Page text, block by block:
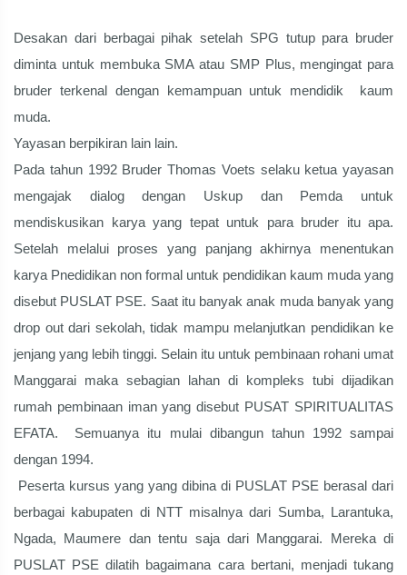
Desakan dari berbagai pihak setelah SPG tutup para bruder
diminta untuk membuka SMA atau SMP Plus, mengingat para
bruder terkenal dengan kemampuan untuk mendidik kaum
muda.
Yayasan berpikiran lain lain.
Pada tahun 1992 Bruder Thomas Voets selaku ketua yayasan
mengajak dialog dengan Uskup dan Pemda untuk
mendiskusikan karya yang tepat untuk para bruder itu apa.
Setelah melalui proses yang panjang akhirnya menentukan
karya Pnedidikan non formal untuk pendidikan kaum muda yang
disebut PUSLAT PSE. Saat itu banyak anak muda banyak yang
drop out dari sekolah, tidak mampu melanjutkan pendidikan ke
jenjang yang lebih tinggi. Selain itu untuk pembinaan rohani umat
Manggarai maka sebagian lahan di kompleks tubi dijadikan
rumah pembinaan iman yang disebut PUSAT SPIRITUALITAS
EFATA. Semuanya itu mulai dibangun tahun 1992 sampai
dengan 1994.
Peserta kursus yang yang dibina di PUSLAT PSE berasal dari
berbagai kabupaten di NTT misalnya dari Sumba, Larantuka,
Ngada, Maumere dan tentu saja dari Manggarai. Mereka di
PUSLAT PSE dilatih bagaimana cara bertani, menjadi tukang